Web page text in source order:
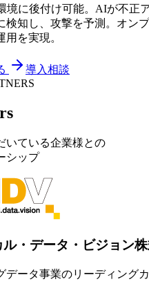
境に後付け可能。AIが不正
検知し、攻撃を予測。オン
用を実現。
導入相談
いている企業様との
シップ
ル・データ・ビジョン
データ事業のリーディング